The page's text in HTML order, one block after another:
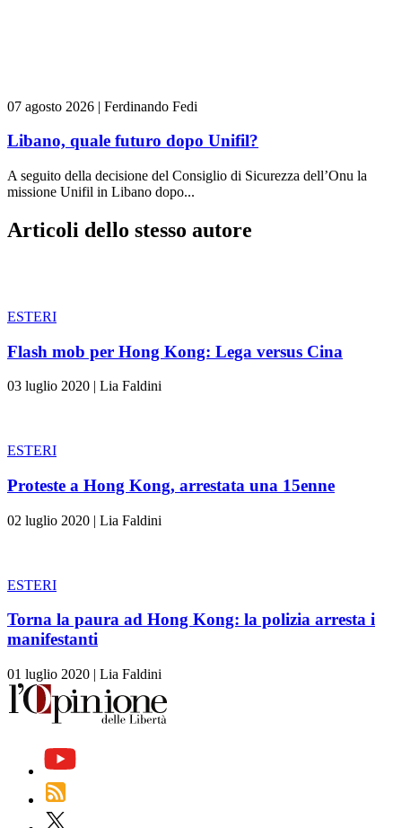
07 agosto 2026 | Ferdinando Fedi
Libano, quale futuro dopo Unifil?
A seguito della decisione del Consiglio di Sicurezza dell’Onu la
missione Unifil in Libano dopo...
Articoli dello stesso autore
ESTERI
Flash mob per Hong Kong: Lega versus Cina
03 luglio 2020 | Lia Faldini
ESTERI
Proteste a Hong Kong, arrestata una 15enne
02 luglio 2020 | Lia Faldini
ESTERI
Torna la paura ad Hong Kong: la polizia arresta i
manifestanti
01 luglio 2020 | Lia Faldini